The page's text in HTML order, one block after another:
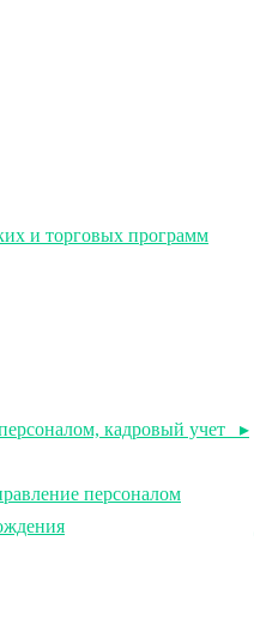
и торговых программ
кадровый учет ▸
персоналом